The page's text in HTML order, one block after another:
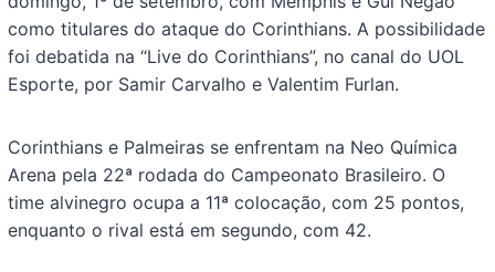
como titulares do ataque do Corinthians. A possibilidade
foi debatida na “Live do Corinthians”, no canal do UOL
Esporte, por Samir Carvalho e Valentim Furlan.
Corinthians e Palmeiras se enfrentam na Neo Química
Arena pela 22ª rodada do Campeonato Brasileiro. O
time alvinegro ocupa a 11ª colocação, com 25 pontos,
enquanto o rival está em segundo, com 42.